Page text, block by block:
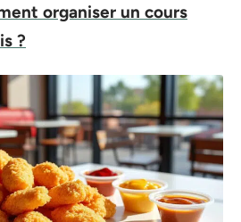
organiser un cours
?